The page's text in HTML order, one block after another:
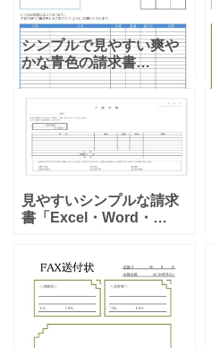
シンプルで見やすい爽や
かな青色の請求書
「Excel」で簡単に編集が
出来るテンプレートで、
品目毎に値引きを設定で
きるタイプです。ご請求
額を枠で囲み、上部に大
きく提
見やすいシンプルな請求
書「Excel・Word・
ドが出来る。テンプレー
トをエクセルやワードで
編集する事で簡単に使え